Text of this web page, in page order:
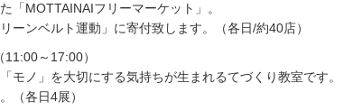
「MOTTAINAIフリーマーケット」。
ーンベルト運動」に寄付致します。（各日/約40店）
～17:00）
モノ」を大切にする気持ちが生まれるてづくり教室です。
（各日4展）